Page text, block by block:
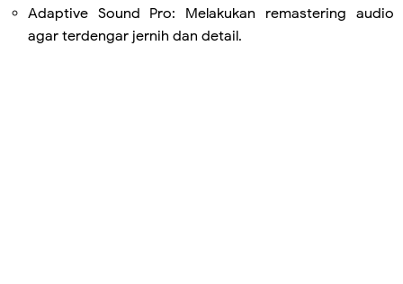
Adaptive Sound Pro: Melakukan remastering audio
agar terdengar jernih dan detail.